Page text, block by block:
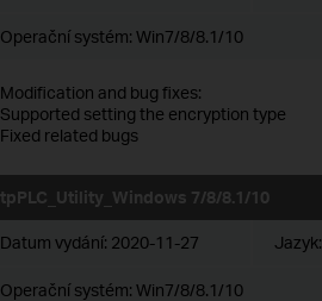
Operační systém: Win7/8/8.1/10
Modification and bug fixes:
Supported setting the encryption type
Fixed related bugs
tpPLC_Utility_Windows 7/8/8.1/10
Datum vydání: 2020-11-27 Jazyk:
Operační systém: Win7/8/8.1/10